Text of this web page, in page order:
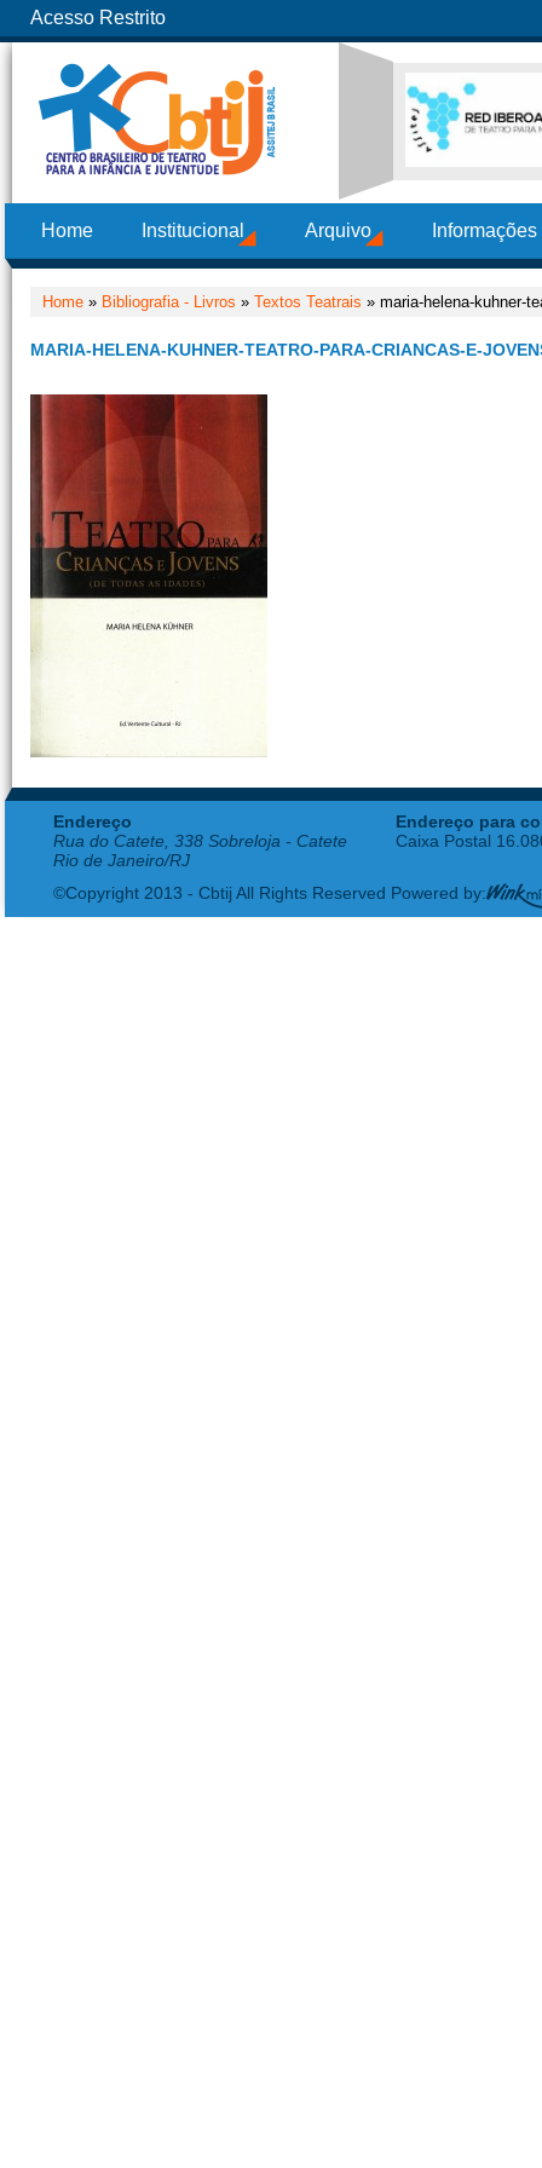
Acesso Restrito
Home Institucional Arquivo
Home » Bibliografia - Livros » Textos Teatrais » maria-helena-kuhner-
MARIA-HELENA-KUHNER-TEATRO-PARA-CRIANCAS-E-
Endereço
Rua do Catete, 338 Sobreloja - Catete
Rio de Janeiro/RJ
Endereço para
Caixa Postal
©Copyright 2013 - Cbtij All Rights Reserved Powered by: